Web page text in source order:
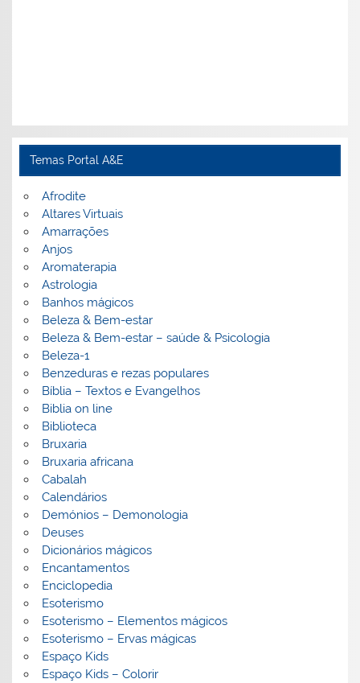
Temas Portal A&E
Afrodite
Altares Virtuais
Amarrações
Anjos
Aromaterapia
Astrologia
Banhos mágicos
Beleza & Bem-estar
Beleza & Bem-estar – saúde & Psicologia
Beleza-1
Benzeduras e rezas populares
Bíblia – Textos e Evangelhos
Biblia on line
Biblioteca
Bruxaria
Bruxaria africana
Cabalah
Calendários
Demónios – Demonologia
Deuses
Dicionários mágicos
Encantamentos
Enciclopedia
Esoterismo
Esoterismo – Elementos mágicos
Esoterismo – Ervas mágicas
Espaço Kids
Espaço Kids – Colorir